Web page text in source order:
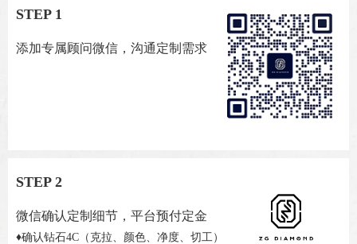
STEP 1
添加专属顾问微信，沟通定制需求
STEP 2
微信确认定制细节，平台预付定金
♦确认钻石4C（克拉、颜色、净度、切工）